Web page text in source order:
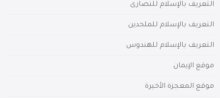
التعريف بالإسلام للنصارى
التعريف بالإسلام للملحدين
التعريف بالإسلام للهندوس
موقع الإيمان
موقع المعجزة الأخيرة